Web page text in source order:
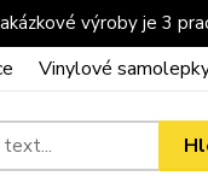
výroby je 3
Vinylové